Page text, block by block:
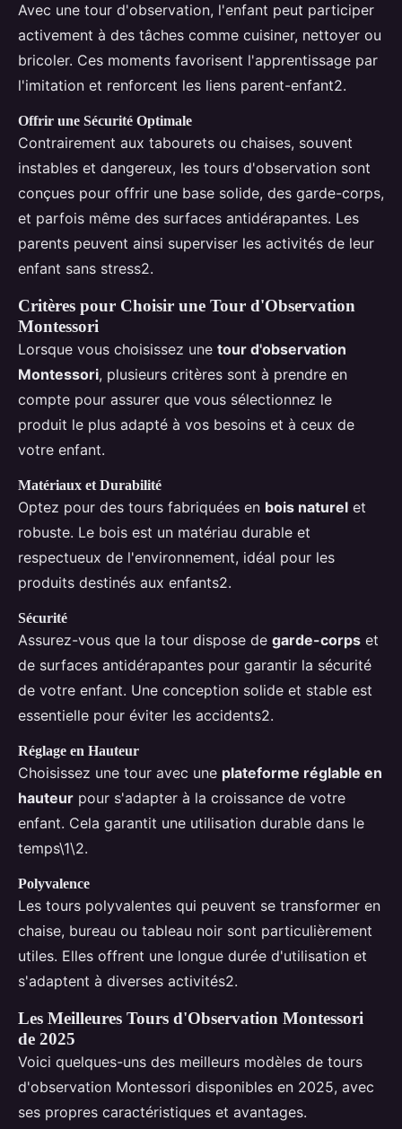
Avec une tour d'observation, l'enfant peut participer
activement à des tâches comme cuisiner, nettoyer ou
bricoler. Ces moments favorisent l'apprentissage par
l'imitation et renforcent les liens parent-enfant2.
Offrir une Sécurité Optimale
Contrairement aux tabourets ou chaises, souvent
instables et dangereux, les tours d'observation sont
conçues pour offrir une base solide, des garde-corps,
et parfois même des surfaces antidérapantes. Les
parents peuvent ainsi superviser les activités de leur
enfant sans stress2.
Critères pour Choisir une Tour d'Observation
Montessori
Lorsque vous choisissez une tour d'observation
Montessori, plusieurs critères sont à prendre en
compte pour assurer que vous sélectionnez le
produit le plus adapté à vos besoins et à ceux de
votre enfant.
Matériaux et Durabilité
Optez pour des tours fabriquées en bois naturel et
robuste. Le bois est un matériau durable et
respectueux de l'environnement, idéal pour les
produits destinés aux enfants2.
Sécurité
Assurez-vous que la tour dispose de garde-corps et
de surfaces antidérapantes pour garantir la sécurité
de votre enfant. Une conception solide et stable est
essentielle pour éviter les accidents2.
Réglage en Hauteur
Choisissez une tour avec une plateforme réglable en
hauteur pour s'adapter à la croissance de votre
enfant. Cela garantit une utilisation durable dans le
temps\1\2.
Polyvalence
Les tours polyvalentes qui peuvent se transformer en
chaise, bureau ou tableau noir sont particulièrement
utiles. Elles offrent une longue durée d'utilisation et
s'adaptent à diverses activités2.
Les Meilleures Tours d'Observation Montessori
de 2025
Voici quelques-uns des meilleurs modèles de tours
d'observation Montessori disponibles en 2025, avec
ses propres caractéristiques et avantages.